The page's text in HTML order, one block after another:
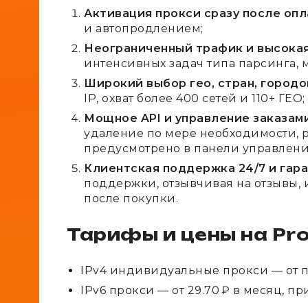
Активация прокси сразу после
и автопродлением;
Неограниченный трафик и
интенсивных задач типа парсинга,
Широкий выбор гео, стран,
IP, охват более 400 сетей и 110+ ГЕО;
Мощное API и управление
удаление по мере необходимости,
предусмотрено в панели
Клиентская поддержка 24/7 и
поддержки, отзывчивая на отзывы,
после покупки.
Тарифы и цены на
IPv4 индивидуальные прокси — от
IPv6 прокси — от 29.70 ₽ в месяц,